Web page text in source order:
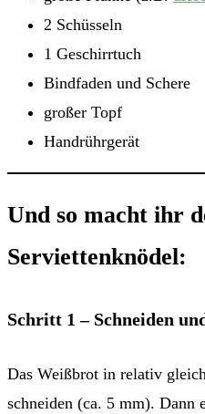
2 Schüsseln
1 Geschirrtuch
Bindfaden und Schere
großer Topf
Handrührgerät
Und so macht ihr
Serviettenknödel:
Schritt 1 – Schneiden
Das Weißbrot in relativ
schneiden (ca. 5 mm). Dann